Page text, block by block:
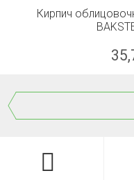
Кирпич